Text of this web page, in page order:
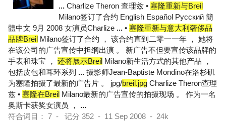
... Charlize Theron 查理兹 • 塞隆重新与Breil
Milano签订了合约 English Español Pусский 簡
體中文 9月 2008 女演员Charlize ... • 塞隆重新与意大利奢侈品
品牌Breil Milano签订了合约 ， 该合约直到二零一一年 ， 她将
在该公司的广告宣传中担纲出演 。 新广告不但要宣传该品牌的
手表和珠宝 ， 还将展示Breil Milano新生活方式的其他产品 ，
包括皮包和耳环系列 ... 摄影师Jean-Baptiste Mondino在洛杉矶
为塞隆拍摄了最新的广告片 。 jpg/breil.jpg Charlize Theron查理
兹 • 塞隆在Breil Milano最新的广告宣传的拍摄现场 。 作为一名
奥斯卡获奖女演员 ， ...
符合词目： 7 - 记分 352 - 11 Sep 2008 - 24k